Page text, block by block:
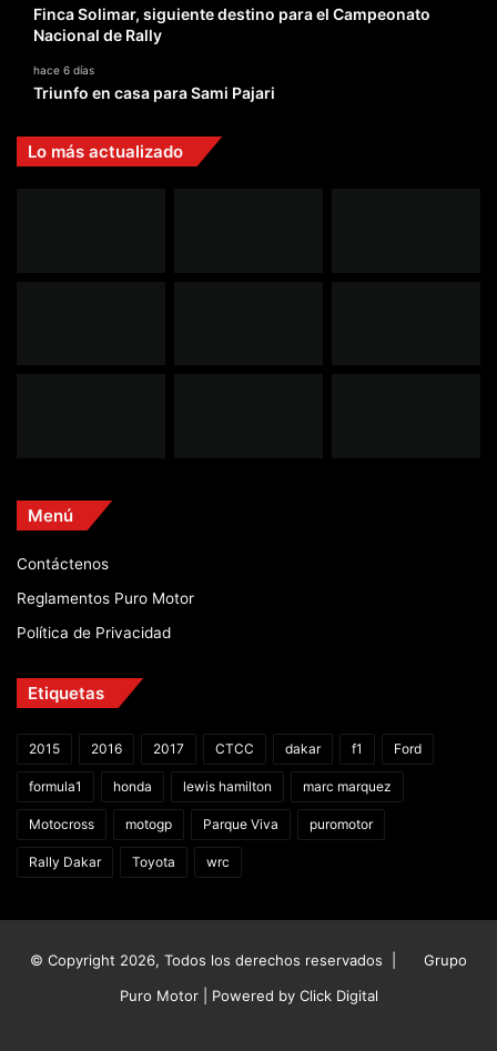
Finca Solimar, siguiente destino para el Campeonato
Nacional de Rally
hace 6 días
Triunfo en casa para Sami Pajari
Lo más actualizado
Menú
Contáctenos
Reglamentos Puro Motor
Política de Privacidad
Etiquetas
2015 2016 2017 CTCC dakar f1 Ford
formula1 honda lewis hamilton marc marquez
Motocross motogp Parque Viva puromotor
Rally Dakar Toyota wrc
© Copyright 2026, Todos los derechos reservados |
Grupo
Puro Motor | Powered by Click Digital